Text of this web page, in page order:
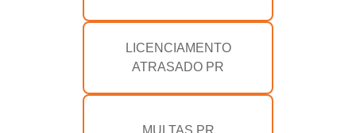
LICENCIAMENTO
ATRASADO PR